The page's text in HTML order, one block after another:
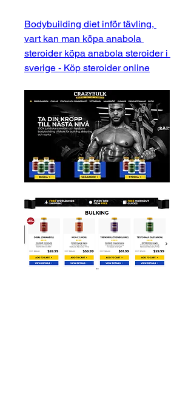
Bodybuilding diet inför tävling,
vart kan man köpa anabola
steroider köpa anabola steroider i
sverige - Köp steroider online